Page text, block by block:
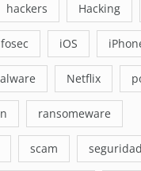
hackers Hacking
iOS
Netflix
ransomeware
scam seguridad